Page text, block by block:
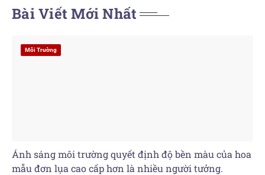
Bài Viết Mới Nhất
Môi Trường
Ánh sáng môi trường quyết định độ bền màu của hoa
mẫu đơn lụa cao cấp hơn là nhiều người tưởng.